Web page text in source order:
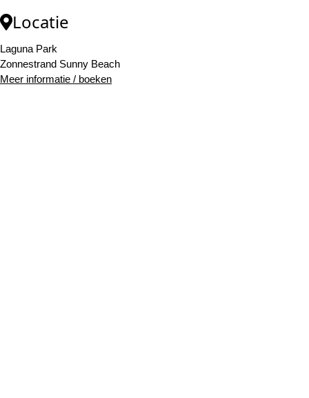
Locatie
Laguna Park
Zonnestrand Sunny Beach
Meer informatie / boeken